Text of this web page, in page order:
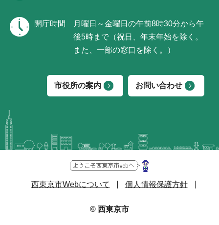
開庁時間
月曜日～金曜日の午前8時30分から午
後5時まで（祝日、年末年始を除く。
また、一部の窓口を除く。）
市役所の案内 お問い合わせ
西東京市Webについて 個人情報保護方針
© 西東京市